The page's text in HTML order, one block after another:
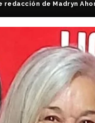
redacción de Madryn